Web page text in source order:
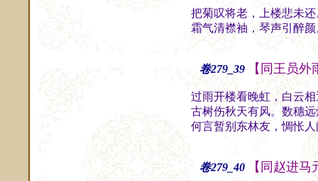
把菊叹将老，上楼悲未
霜气清襟袖，琴声引醉
卷279_39 【同王员
过雨开楼看晚虹，白云
古树伤秋天有风。数穗
何言暂别东林友，惆怅
卷279_40 【同赵进